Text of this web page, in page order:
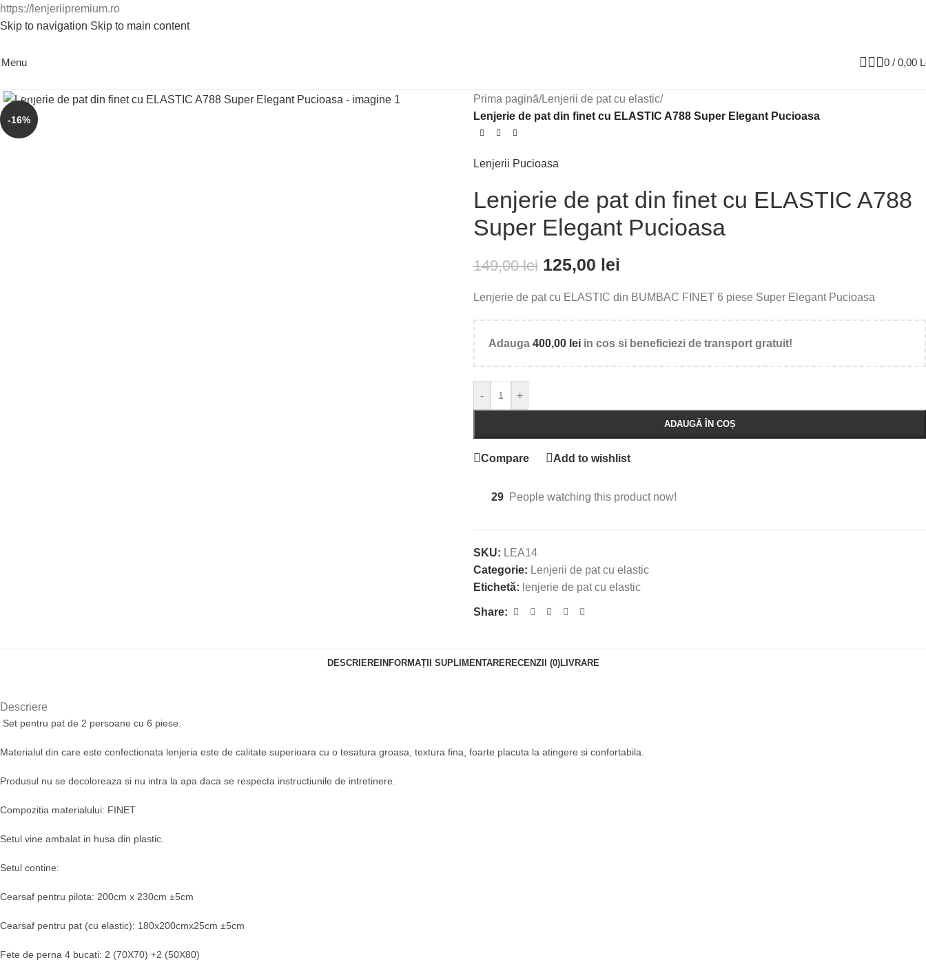
https://lenjeriipremium.ro
Skip to navigation Skip to main content
Menu
0 / 0,00
-16%
Prima pagină/Lenjerii de pat cu elastic/
Lenjerie de pat din finet cu ELASTIC A788 Super Elegant Pucioasa
Lenjerii Pucioasa
Lenjerie de pat din finet cu ELASTIC A788
Super Elegant Pucioasa
149,00lei 125,00 lei
Lenjerie de pat cu ELASTIC din BUMBAC FINET 6 piese Super Elegant Pucioasa
Adauga 400,00 lei in cos si beneficiezi de transport gratuit!
- +
ADAUGĂ ÎN COȘ
Compare Add to wishlist
29 People watching this product now!
SKU: LEA14
Categorie: Lenjerii de pat cu elastic
Etichetă: lenjerie de pat cu elastic
Share:
DESCRIEREINFORMAȚII SUPLIMENTARERECENZII (0)LIVRARE
Descriere
Set pentru pat de 2 persoane cu 6 piese.
Materialul din care este confectionata lenjeria este de calitate superioara cu o tesatura groasa, textura fina, foarte placuta la atingere si confortabila.
Produsul nu se decoloreaza si nu intra la apa daca se respecta instructiunile de intretinere.
Compozitia materialului: FINET
Setul vine ambalat in husa din plastic.
Setul contine:
Cearsaf pentru pilota: 200cm x 230cm ±5cm
Cearsaf pentru pat (cu elastic): 180x200cmx25cm ±5cm
Fete de perna 4 bucati: 2 (70X70) +2 (50X80)